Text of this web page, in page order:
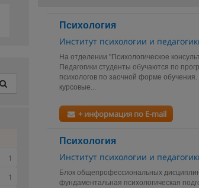
Психология
Институт психологии и
На отделении "Психологическое
Педагогики студенты обучаются по
психологов по заочной форме
курсовые...
+ информация по E-mail
Психология
Институт психологии и
Блок общепрофессиональных
фундаментальная психологическая
1
1